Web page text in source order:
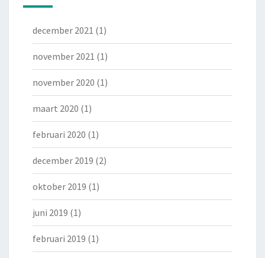
december 2021 (1)
november 2021 (1)
november 2020 (1)
maart 2020 (1)
februari 2020 (1)
december 2019 (2)
oktober 2019 (1)
juni 2019 (1)
februari 2019 (1)